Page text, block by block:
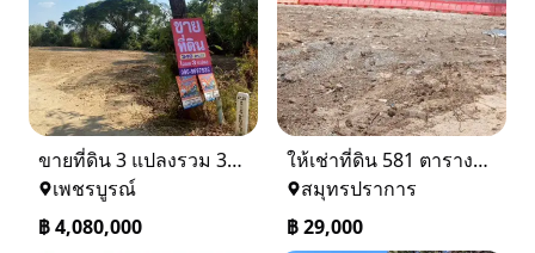
ขายที่ดิน 3 แปลงรวม 340 ตรว ราคา ตรว. ล่ะ 12000 บาท เมืองเพชรบูรณ์
เพชรบูรณ์
฿4,080,000
ให้เช่าที่ดิน 581 ตารางวา ตรงข้างอู่ใหม่แจ็คบางหญ้าแพรก บางหัวเสือ
สมุทรปราการ
฿29,000